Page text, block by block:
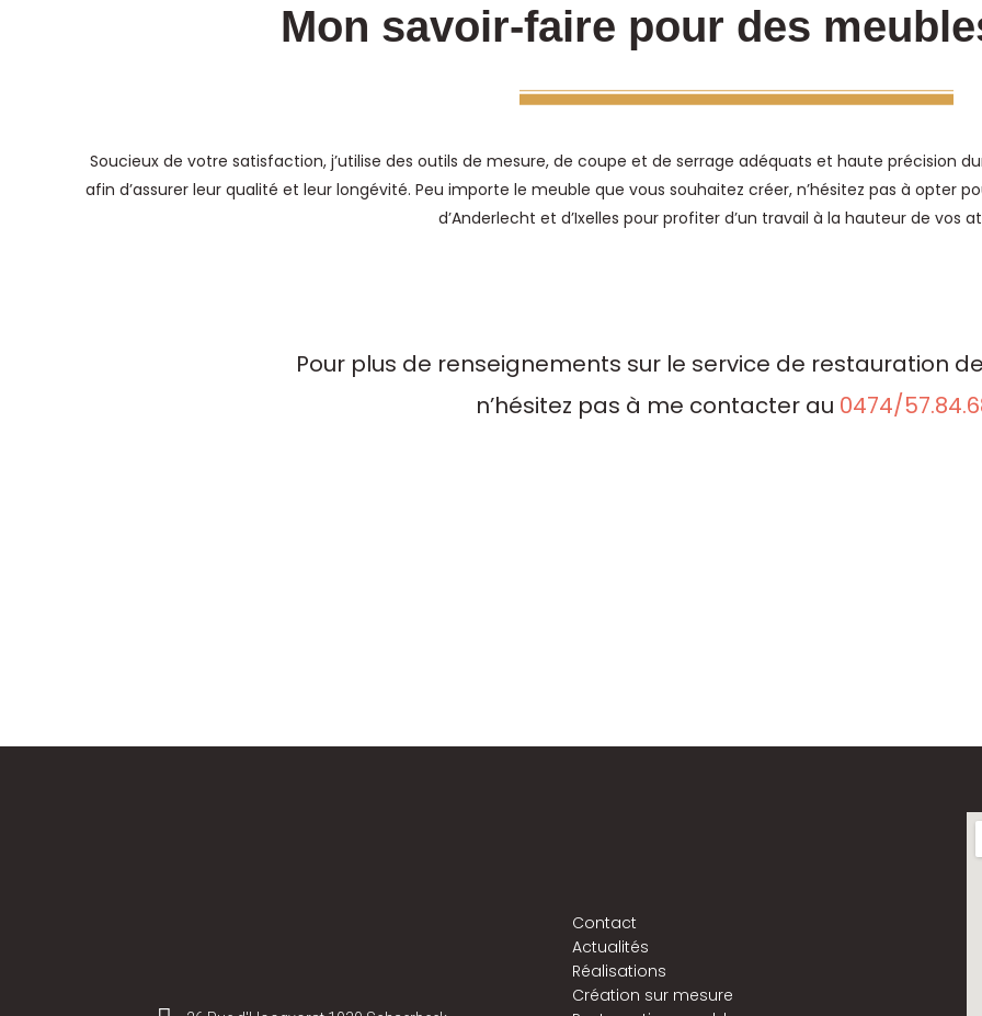
Mon savoir-faire pour des
Soucieux de votre satisfaction, j’utilise des outils de mesure, de coupe et de serrage adéquats et haute précision
afin d’assurer leur qualité et leur longévité. Peu importe le meuble que vous souhaitez créer, n’hésitez pas à opter
d’Anderlecht et d’Ixelles pour profiter d’un travail à la hauteur de vos
Pour plus de renseignements sur le service de restauration
n’hésitez pas à me contacter au 0474/
Contact
Actualités
Réalisations
Création sur mesure